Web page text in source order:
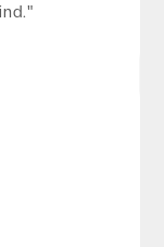
Ltd
Wahl für